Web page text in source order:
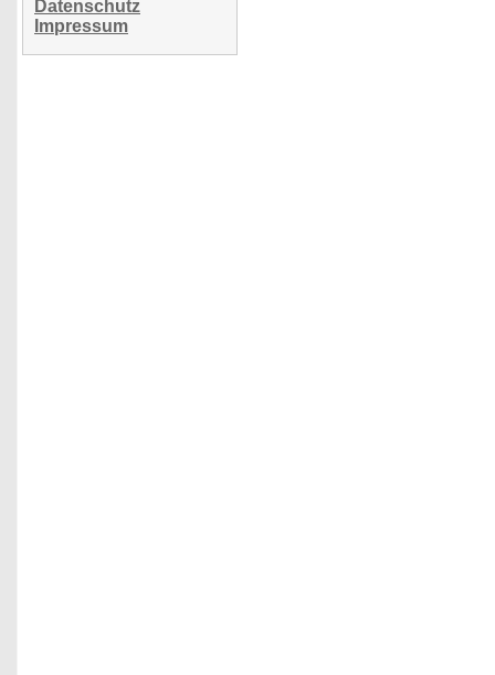
Datenschutz
Impressum